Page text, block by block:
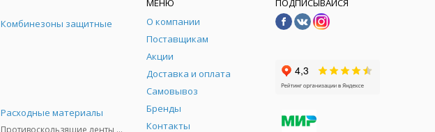
Комбинезоны защитные
Расходные материалы
Противоскользящие ленты 3М
О компании
Поставщикам
Акции
Доставка и оплата
Самовывоз
Бренды
Контакты